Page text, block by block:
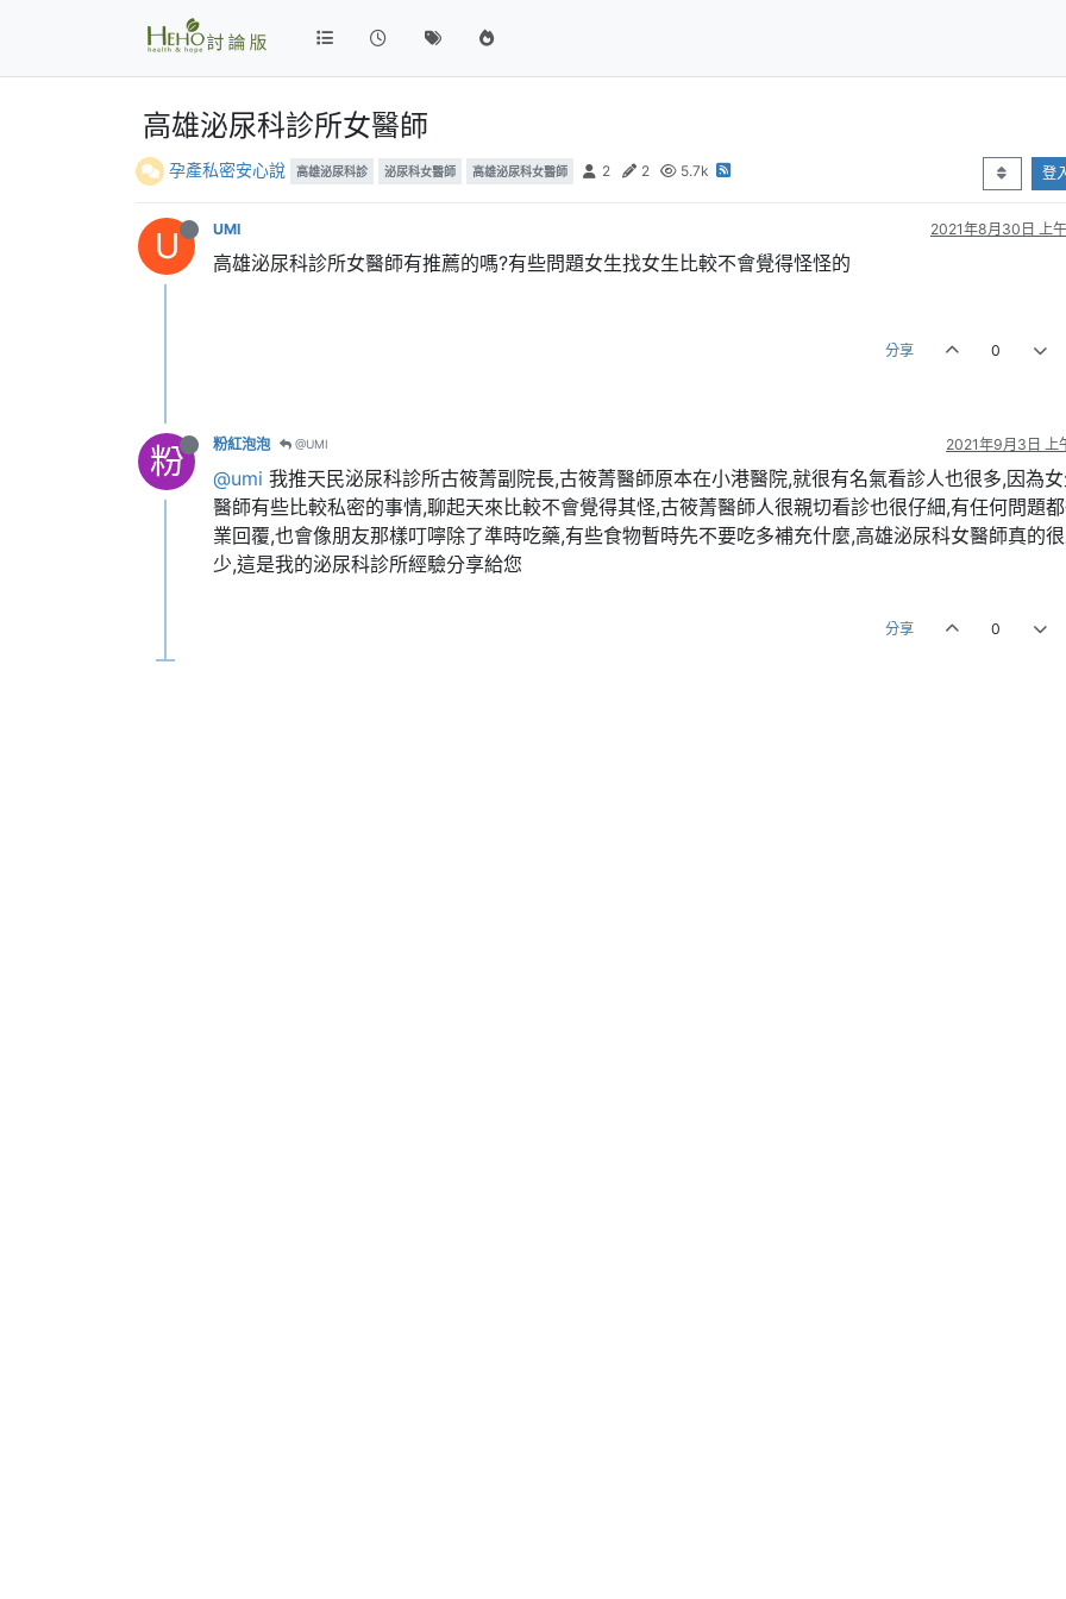
高雄泌尿科診所女醫師
孕產私密安心說 高雄泌尿科診 泌尿科女醫師 高雄泌尿科女醫師 2 2 5.7k 登
U UMI 2021年8月30日 上
高雄泌尿科診所女醫師有推薦的嗎?有些問題女生找女生比較不會覺得怪怪的
分享 0
粉 粉紅泡泡 @UMI 2021年9月3日 上
@umi 我推天民泌尿科診所古筱菁副院長,古筱菁醫師原本在小港醫院,就很有名氣看診人也很多,因為
醫師有些比較私密的事情,聊起天來比較不會覺得其怪,古筱菁醫師人很親切看診也很仔細,有任何問題
業回覆,也會像朋友那樣叮嚀除了準時吃藥,有些食物暫時先不要吃多補充什麼,高雄泌尿科女醫師真的
少,這是我的泌尿科診所經驗分享給您
分享 0